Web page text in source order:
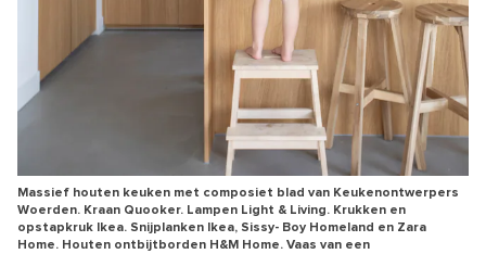
Massief houten keuken met composiet blad van Keukenontwerpers
Woerden. Kraan Quooker. Lampen Light & Living. Krukken en
opstapkruk Ikea. Snijplanken Ikea, Sissy- Boy Homeland en Zara
Home. Houten ontbijtborden H&M Home. Vaas van een